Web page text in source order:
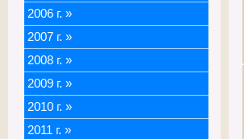
2006 г. »
2007 г. »
2008 г. »
2009 г. »
2010 г. »
2011 г. »